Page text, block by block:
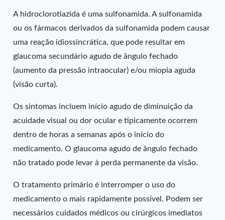
A hidroclorotiazida é uma sulfonamida. A sulfonamida
ou os fármacos derivados da sulfonamida podem causar
uma reação idiossincrática, que pode resultar em
glaucoma secundário agudo de ângulo fechado
(aumento da pressão intraocular) e/ou miopia aguda
(visão curta).
Os sintomas incluem início agudo de diminuição da
acuidade visual ou dor ocular e tipicamente ocorrem
dentro de horas a semanas após o início do
medicamento. O glaucoma agudo de ângulo fechado
não tratado pode levar à perda permanente da visão.
O tratamento primário é interromper o uso do
medicamento o mais rapidamente possível. Podem ser
necessários cuidados médicos ou cirúrgicos imediatos